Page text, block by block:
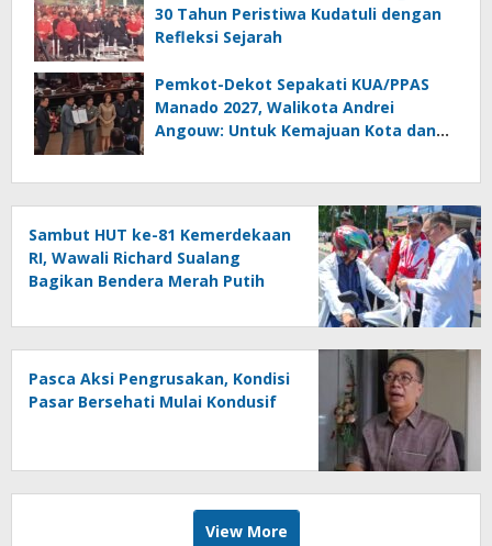
30 Tahun Peristiwa Kudatuli dengan
Refleksi Sejarah
Pemkot-Dekot Sepakati KUA/PPAS
Manado 2027, Walikota Andrei
Angouw: Untuk Kemajuan Kota dan
Sambut HUT ke-81 Kemerdekaan
RI, Wawali Richard Sualang
Bagikan Bendera Merah Putih
Pasca Aksi Pengrusakan, Kondisi
Pasar Bersehati Mulai Kondusif
View More